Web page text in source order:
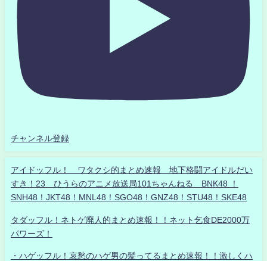
チャンネル登録
アイドッフル！ ワタクシ的まとめ速報 地下格闘アイドルだい
すき！23 ひうらのアニメ放送局101ちゃんねる BNK48 ！
SNH48！JKT48！MNL48！SGO48！GNZ48！STU48！SKE48
タダッフル！ネトゲ廃人的まとめ速報！！ネット乞食DE2000万
パワーズ！
・ハゲッフル！哀愁のハゲ男の髪ってるまとめ速報！！激しくハ